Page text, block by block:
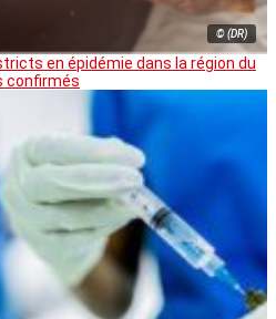
© (DR)
en épidémie dans la région du
confirmés